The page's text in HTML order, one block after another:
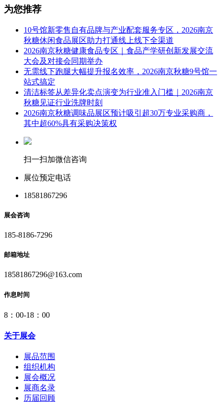
为您推荐
10号馆新零售自有品牌与产业配套服务专区，2026南京
秋糖休闲食品展区助力打通线上线下全渠道
2026南京秋糖健康食品专区｜食品产学研创新发展交流
大会及对接会同期举办
无需线下跑腿大幅提升报名效率，2026南京秋糖9号馆一
站式搞定
清洁标签从差异化卖点演变为行业准入门槛｜2026南京
秋糖见证行业洗牌时刻
2026南京秋糖调味品展区预计吸引超30万专业采购商，
其中超60%具有采购决策权
扫一扫加微信咨询
展位预定电话
18581867296
展会咨询
185-8186-7296
邮箱地址
18581867296@163.com
作息时间
8：00-18：00
关于展会
展品范围
组织机构
展会概况
展商名录
历届回顾